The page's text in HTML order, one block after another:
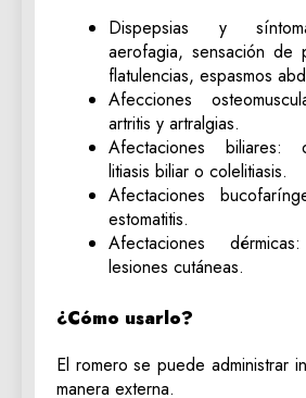
Dispepsias y
aerofagia, sensación de
flatulencias, espasmos
Afecciones
artritis y artralgias.
Afectaciones biliares:
litiasis biliar o colelitiasis.
Afectaciones
estomatitis.
Afectaciones
lesiones cutáneas.
¿Cómo usarlo?
El romero se puede administrar
manera externa.